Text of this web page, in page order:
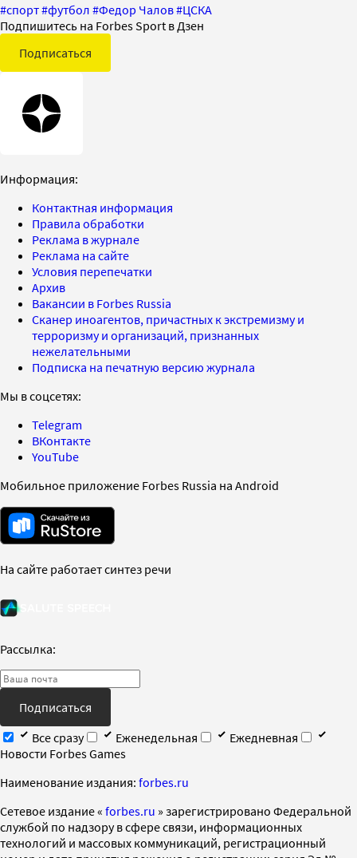
#спорт#футбол #Федор Чалов#ЦСКА
Подпишитесь на Forbes Sport в Дзен
Подписаться
Информация:
Контактная информация
Правила обработки
Реклама в журнале
Реклама на сайте
Условия перепечатки
Архив
Вакансии в Forbes Russia
Сканер иноагентов, причастных к экстремизму и
терроризму и организаций, признанных
нежелательными
Подписка на печатную версию журнала
Мы в соцсетях:
Telegram
ВКонтакте
YouTube
Мобильное приложение Forbes Russia на Android
На сайте работает синтез речи
Рассылка:
Подписаться
Все сразу
Еженедельная
Ежедневная
Новости Forbes Games
Наименование издания: forbes.ru
Cетевое издание « forbes.ru » зарегистрировано Федеральной
службой по надзору в сфере связи, информационных
технологий и массовых коммуникаций, регистрационный